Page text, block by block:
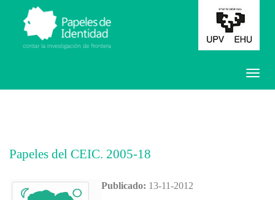
Papeles del CEIC. 2005-18
Publicado: 13-11-2012